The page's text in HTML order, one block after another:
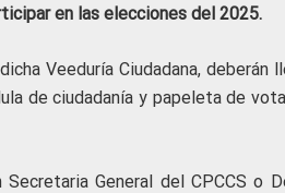
en las elecciones del 2025.
Veeduría Ciudadana, deberán
de ciudadanía y papeleta de
General del CPCCS o